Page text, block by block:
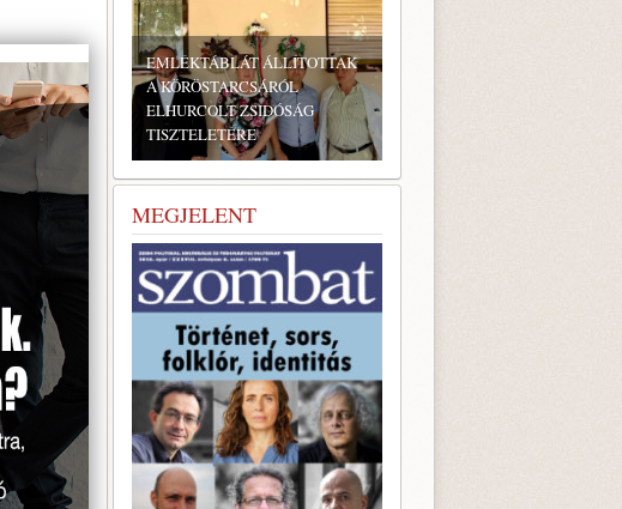
EMLÉKTÁBLÁT ÁLLÍTOTTAK
A KÖRÖSTARCSÁRÓL
ELHURCOLT ZSIDÓSÁG
TISZTELETÉRE
MEGJELENT